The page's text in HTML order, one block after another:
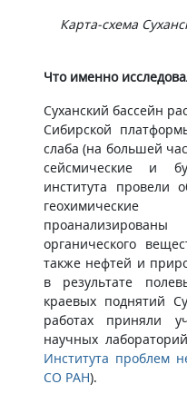
Карта-схема
Что именно
Суханский бассейн
Сибирской
слаба (на большей
сейсмические и
института провели
геохимические
органического
также нефтей и
в результате
краевых поднятий
работах приняли
научных лабораторий
Института проблем
СО РАН).